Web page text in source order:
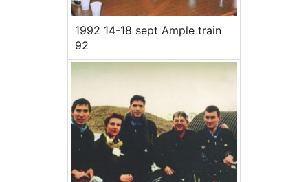
1992 14-18 sept Ample train
92